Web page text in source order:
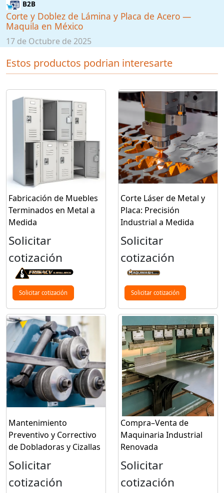
B2B
Corte y Doblez de Lámina y Placa de Acero —
Maquila en México
17 de Octubre de 2025
Estos productos podrian interesarte
Fabricación de Muebles
Terminados en Metal a
Medida
Solicitar
cotización
Solicitar cotización
Corte Láser de Metal y
Placa: Precisión
Industrial a Medida
Solicitar
cotización
Solicitar cotización
Mantenimiento
Preventivo y Correctivo
de Dobladoras y Cizallas
Solicitar
cotización
Compra–Venta de
Maquinaria Industrial
Renovada
Solicitar
cotización